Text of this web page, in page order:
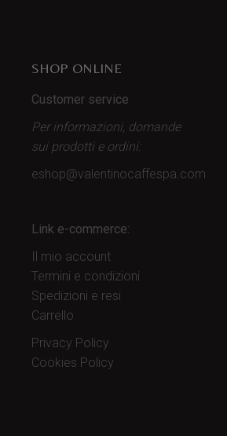
SHOP ONLINE
Customer service
Per informazioni, domande
sui prodotti e ordini:
eshop@valentinocaffespa.com
Link e-commerce:
Il mio account
Termini e condizioni
Spedizioni e resi
Carrello
Privacy Policy
Cookies Policy